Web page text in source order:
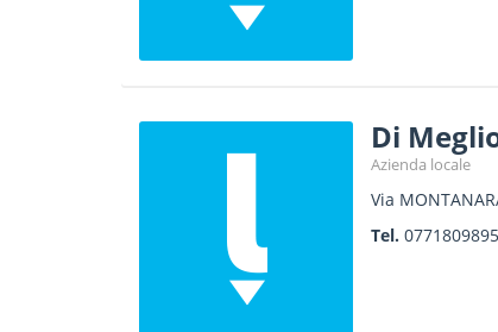
Di
Azienda locale
Via
Tel. 0771809895